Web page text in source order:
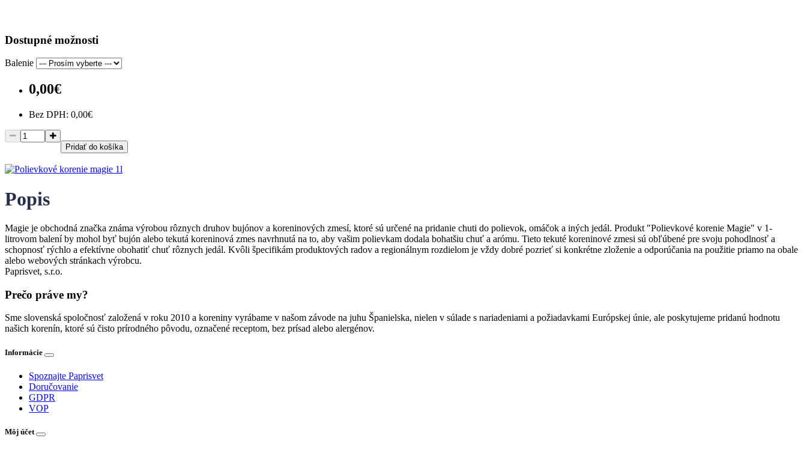
Dostupné možnosti
Balenie
0,00€
Bez DPH: 0,00€
Pridať do košíka
Popis
Magie je obchodná značka známa výrobou rôznych druhov bujónov a koreninových zmesí, ktoré sú určené na pridanie chuti do polievok, omáčok a iných jedál. Produkt "Polievkové korenie Magie" v 1-
litrovom balení by mohol byť bujón alebo tekutá koreninová zmes navrhnutá na to, aby vašim polievkam dodala bohatšiu chuť a arómu. Tieto tekuté koreninové zmesi sú obľúbené pre svoju pohodlnosť a
schopnosť rýchlo a efektívne obohatiť chuť rôznych jedál. Kvôli špecifikám produktových radov a regionálnym rozdielom je vždy dobré pozrieť si konkrétne zloženie a odporúčania na použitie priamo na obale
alebo webových stránkach výrobcu.
Paprisvet, s.r.o.
Prečo práve my?
Sme slovenská spoločnosť založená v roku 2010 a koreniny vyrábame v našom závode na juhu Španielska, nielen v súlade s nariadeniami a požiadavkami Európskej únie, ale poskytujeme pridanú hodnotu
našich korenín, ktoré sú čisto prírodného pôvodu, označené receptom, bez prísad alebo alergénov.
Informácie
Spoznajte Paprisvet
Doručovanie
GDPR
VOP
Môj účet